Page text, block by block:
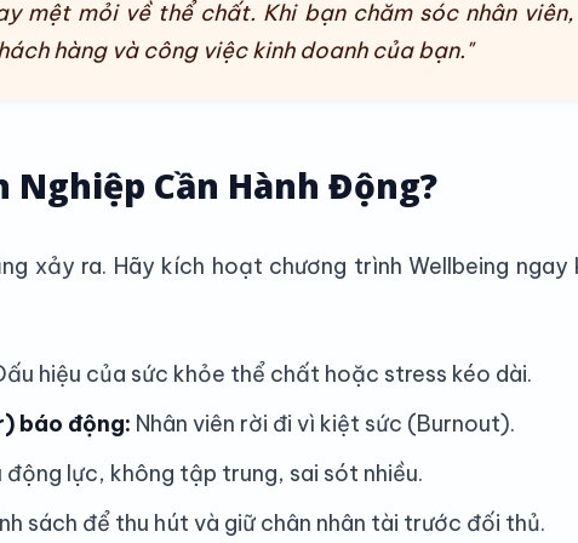
mệt mỏi về thể chất. Khi bạn chăm sóc nhân viên,
hàng và công việc kinh doanh của bạn."
Nghiệp Cần Hành Động?
xảy ra. Hãy kích hoạt chương trình Wellbeing ngay
hiệu của sức khỏe thể chất hoặc stress kéo dài.
báo động: Nhân viên rời đi vì kiệt sức (Burnout).
động lực, không tập trung, sai sót nhiều.
sách để thu hút và giữ chân nhân tài trước đối thủ.